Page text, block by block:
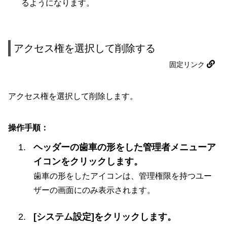
るようになります。
アクセス権を選択して削除する
固定リンク
アクセス権を選択して削除します。
操作手順：
ヘッダーの歯車の形をした管理者メニューア
イコンをクリックします。
歯車の形をしたアイコンは、管理権限を持つユー
ザーの画面にのみ表示されます。
[システム設定]をクリックします。